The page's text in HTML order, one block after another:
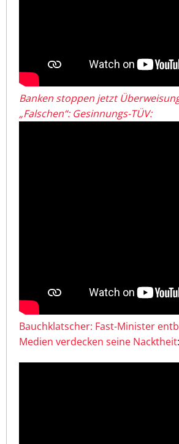
Banken stoppen jetzt
„Falschen“: Gesinnungs-TÜV:
Bauchklatscher: Fast-Minister
Medien verdecken seine Nacktheit: